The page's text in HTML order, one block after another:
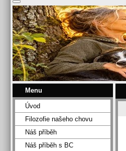
Menu
Úvod
Filozofie našeho chovu
Náš příběh
Náš příběh s BC